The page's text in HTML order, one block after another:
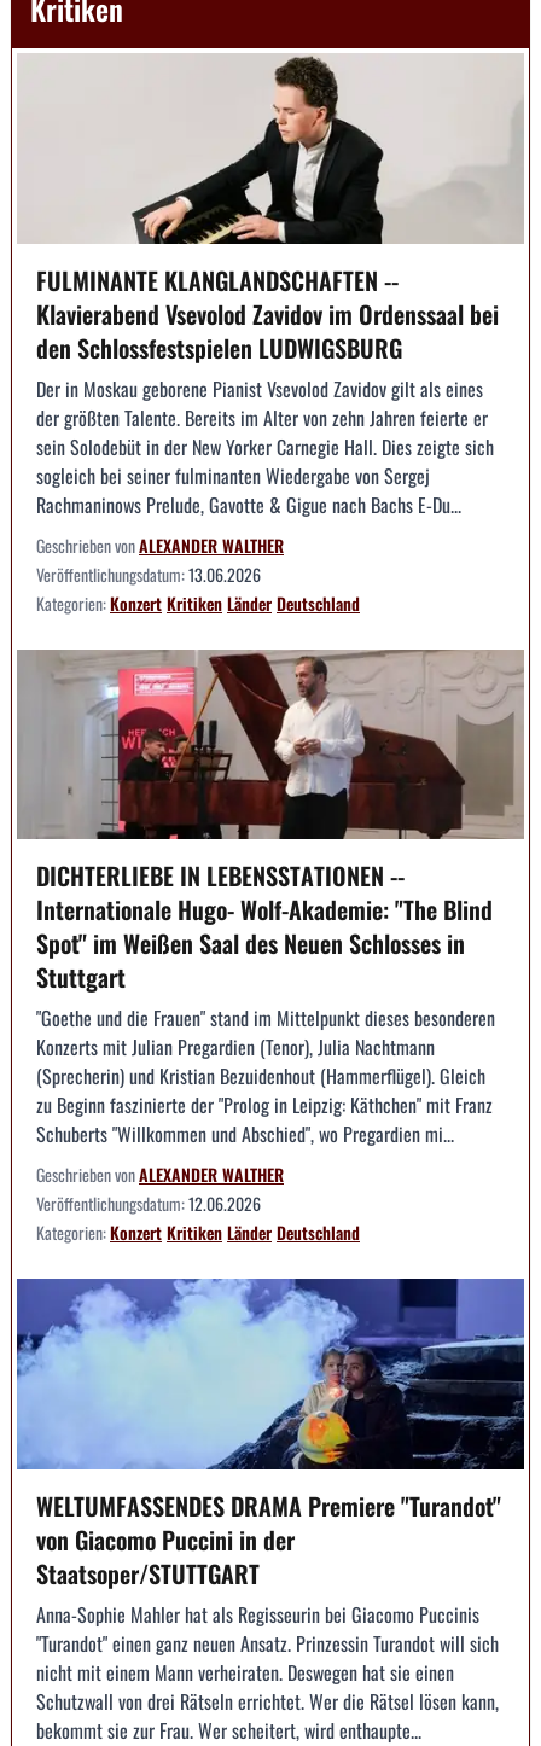
FULMINANTE KLANGLANDSCHAFTEN --
Klavierabend Vsevolod Zavidov im Ordenssaal bei
den Schlossfestspielen LUDWIGSBURG
Der in Moskau geborene Pianist Vsevolod Zavidov gilt als eines
der größten Talente. Bereits im Alter von zehn Jahren feierte er
sein Solodebüt in der New Yorker Carnegie Hall. Dies zeigte sich
sogleich bei seiner fulminanten Wiedergabe von Sergej
Rachmaninows Prelude, Gavotte & Gigue nach Bachs E-Du...
Geschrieben vonALEXANDER WALTHER
Veröffentlichungsdatum:13.06.2026
Kategorien:KonzertKritikenLänderDeutschland
DICHTERLIEBE IN LEBENSSTATIONEN --
Internationale Hugo- Wolf-Akademie: "The Blind
Spot" im Weißen Saal des Neuen Schlosses in
Stuttgart
"Goethe und die Frauen" stand im Mittelpunkt dieses besonderen
Konzerts mit Julian Pregardien (Tenor), Julia Nachtmann
(Sprecherin) und Kristian Bezuidenhout (Hammerflügel). Gleich
zu Beginn faszinierte der "Prolog in Leipzig: Käthchen" mit Franz
Schuberts "Willkommen und Abschied", wo Pregardien mi...
Geschrieben vonALEXANDER WALTHER
Veröffentlichungsdatum:12.06.2026
Kategorien:KonzertKritikenLänderDeutschland
WELTUMFASSENDES DRAMA Premiere "Turandot"
von Giacomo Puccini in der
Staatsoper/STUTTGART
Anna-Sophie Mahler hat als Regisseurin bei Giacomo Puccinis
"Turandot" einen ganz neuen Ansatz. Prinzessin Turandot will sich
nicht mit einem Mann verheiraten. Deswegen hat sie einen
Schutzwall von drei Rätseln errichtet. Wer die Rätsel lösen kann,
bekommt sie zur Frau. Wer scheitert, wird enthaupte...